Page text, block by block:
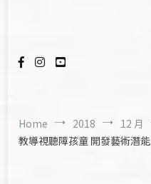
Home 2018 12 月
教導視聽障孩童 開發藝術潛能